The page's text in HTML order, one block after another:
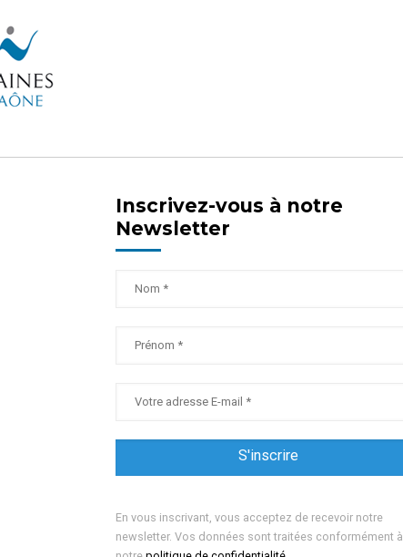
Inscrivez-vous à notre
Newsletter
En vous inscrivant, vous acceptez de recevoir notre
newsletter. Vos données sont traitées conformément à